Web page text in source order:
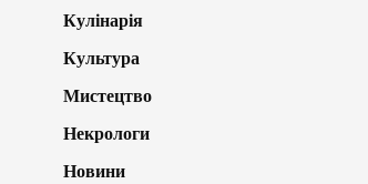
Кулінарія
Культура
Мистецтво
Некрологи
Новини